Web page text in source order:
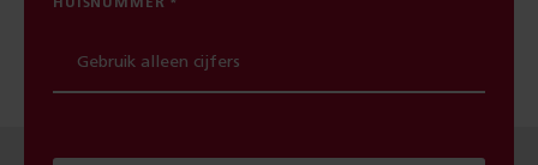
HUISNUMMER